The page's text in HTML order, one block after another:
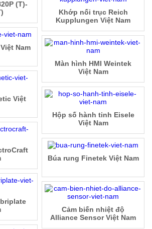
(T)-
Khớp nối trục Reich
Kupplungen Việt Nam
Nam
Màn hình HMI Weintek
Việt Nam
Việt
Hộp số hành tinh Eisele
Việt Nam
Búa rung Finetek Việt Nam
Cảm biến nhiệt độ
Alliance Sensor Việt Nam